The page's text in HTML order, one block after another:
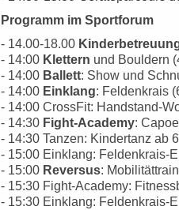
Programm im Sportforum
- 14.00-18.00
- 14:00 Klettern und Bouldern
- 14:00 Ballett: Show und
- 14:00 Einklang: Feldenkrais
- 14:00 CrossFit: Handstand-
- 14:30 Fight-Academy:
- 14:30 Tanzen: Kindertanz ab
- 15:00 Einklang: Feldenkrais-
- 15:00 Reversus:
- 15:30 Fight-Academy:
- 15:30 Einklang: Feldenkrais-